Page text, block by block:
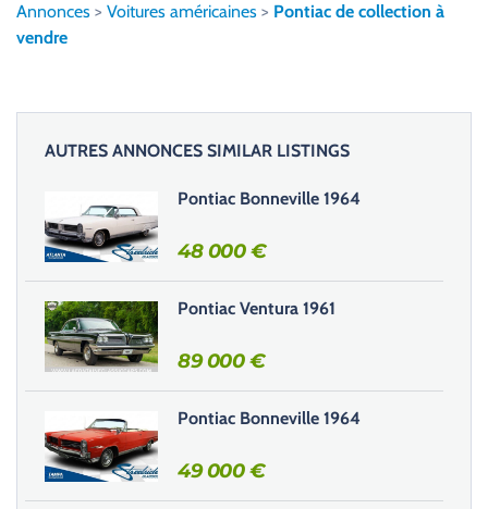
e
s
r
c
e
c
h
a
m
v
i
d
Annonces > Voitures américaines > Pontiac de collection à
vendre
AUTRES ANNONCES SIMILAR LISTINGS
Pontiac Bonneville 1964
48 000€
Pontiac Ventura 1961
89 000€
Pontiac Bonneville 1964
49 000€